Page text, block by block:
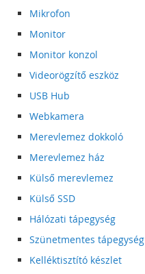
Mikrofon
Monitor
Monitor konzol
Videorögzítő eszköz
USB Hub
Webkamera
Merevlemez dokkoló
Merevlemez ház
Külső merevlemez
Külső SSD
Hálózati tápegység
Szünetmentes tápegység
Kelléktisztító készlet